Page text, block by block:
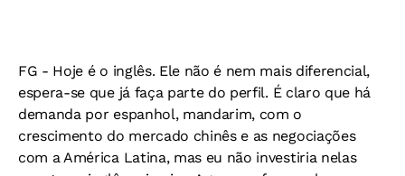
FG - Hoje é o inglês. Ele não é nem mais diferencial,
espera-se que já faça parte do perfil. É claro que há
demanda por espanhol, mandarim, com o
crescimento do mercado chinês e as negociações
com a América Latina, mas eu não investiria nelas